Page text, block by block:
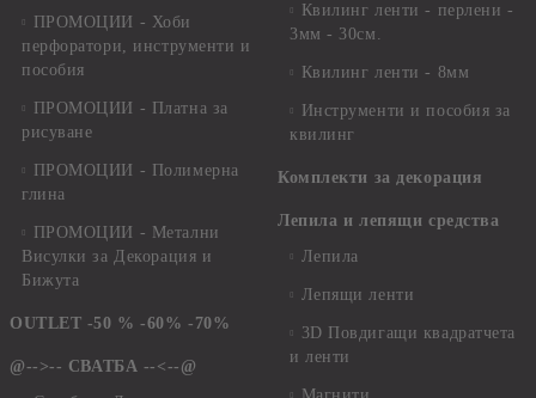
ПРОМОЦИИ - Хоби
перфоратори, инструменти и
пособия
ПРОМОЦИИ - Платна за
рисуване
ПРОМОЦИИ - Полимерна
глина
ПРОМОЦИИ - Метални
Висулки за Декорация и
Бижута
OUTLET -50 % -60% -70%
@-->-- СВАТБА --<--@
Квилинг ленти - перлени -
3мм - 30см.
Квилинг ленти - 8мм
Инструменти и пособия за
квилинг
Комплекти за декорация
Лепила и лепящи средства
Лепила
Лепящи ленти
3D Повдигащи квадратчета
и ленти